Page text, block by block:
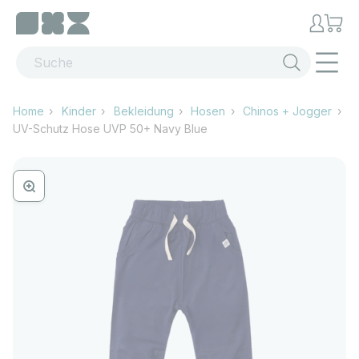
Menü
Home Kinder Bekleidung Hosen
Chinos + Jogger
UV-Schutz Hose UVP 50+ Navy Blue
Bild vergrössern